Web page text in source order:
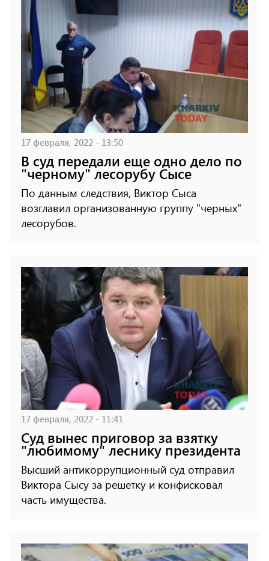
17 февраля, 2022 - 13:50
В суд передали еще одно дело по
"черному" лесорубу Сысе
По данным следствия, Виктор Сыса
возглавил организованную группу "черных"
лесорубов.
17 февраля, 2022 - 11:41
Суд вынес приговор за взятку
"любимому" леснику президента
Высший антикоррупционный суд отправил
Виктора Сысу за решетку и конфисковал
часть имущества.